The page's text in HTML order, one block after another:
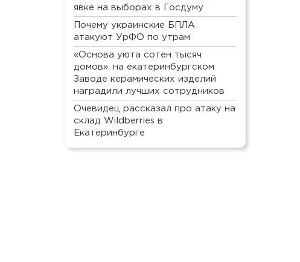
явке на выборах в Госдуму
Почему украинские БПЛА
атакуют УрФО по утрам
«Основа уюта сотен тысяч
домов»: на екатеринбургском
Заводе керамических изделий
наградили лучших сотрудников
Очевидец рассказал про атаку на
склад Wildberries в
Екатеринбурге